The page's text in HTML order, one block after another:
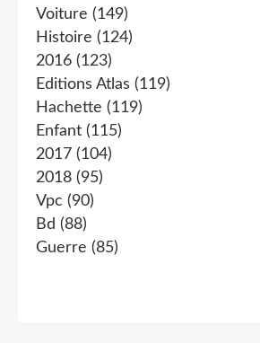
Voiture (149)
Histoire (124)
2016 (123)
Editions Atlas (119)
Hachette (119)
Enfant (115)
2017 (104)
2018 (95)
Vpc (90)
Bd (88)
Guerre (85)